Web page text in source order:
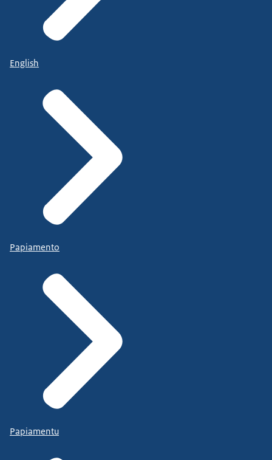
English
Papiamento
Papiamentu